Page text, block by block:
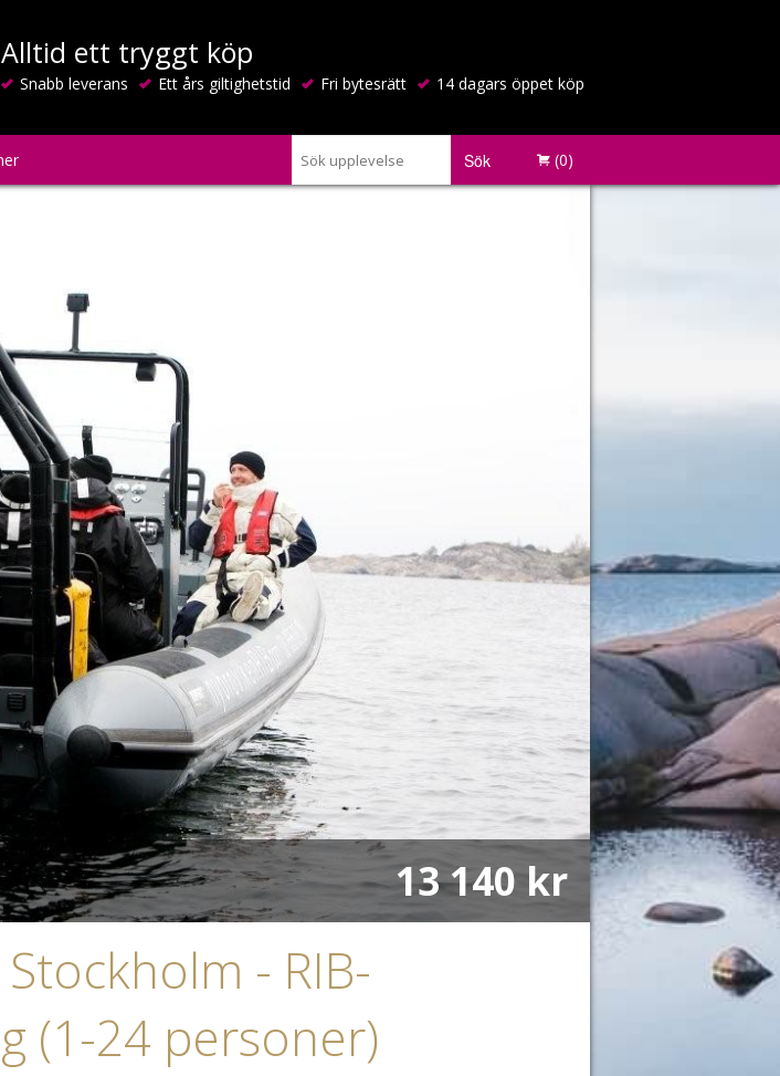
Alltid ett tryggt köp
Snabb leverans Ett års giltighetstid Fri bytesrätt 14 dagars öppet köp
Sök (0)
13 140 kr
- RIB-
(1-24 personer)